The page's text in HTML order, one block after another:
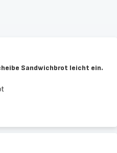
Sandwichbrot leicht ein.